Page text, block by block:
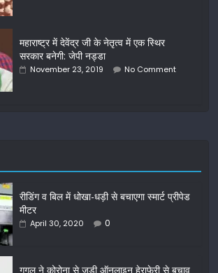
महाराष्ट्र में देवेंद्र जी के नेतृत्व में एक स्थिर
सरकार बनेगी: जेपी नड्डा
November 23, 2019 No Comment
रीडिंग व बिल में धोखा-धड़ी से बचाएगा स्मार्ट प्रीपेड
मीटर
April 30, 2020 0
गूगल ने कोरोना से जुड़ी ऑनलाइन हेराफेरी से बचाव